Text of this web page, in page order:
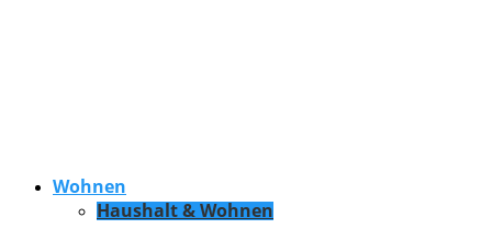
Wohnen
Haushalt & Wohnen